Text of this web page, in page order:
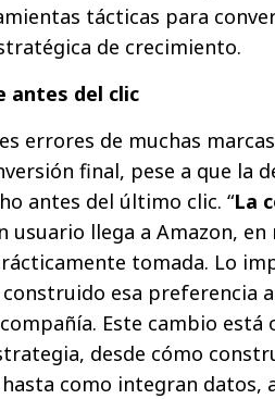
tácticas para
de crecimiento.
antes del clic
errores de muchas
final, pese a que la
antes del último clic. “La
usuario llega a Amazon, en
tomada. Lo
esa preferencia
Este cambio está
desde cómo
como integran datos,